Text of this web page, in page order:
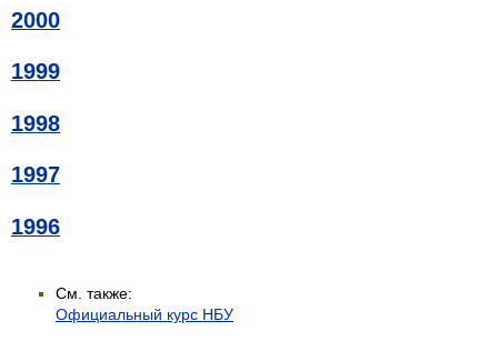
2000
1999
1998
1997
1996
См. также:
Официальный курс НБУ